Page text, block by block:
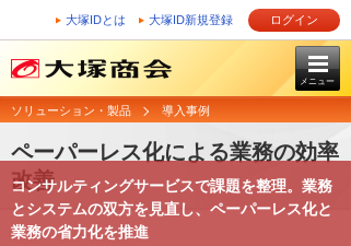
大塚IDとは 大塚ID新規登録 ログイン
メニュー
ソリューション・製品 導入事例
ペーパーレス化による業務の効率
改善
コンサルティングサービスで課題を整理。業務
とシステムの双方を見直し、ペーパーレス化と
業務の省力化を推進